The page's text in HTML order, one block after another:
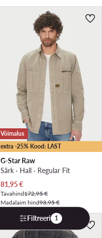
extra -25% Kood: LAST
Võimalus
G-Star Raw
Särk · Hall · Regular Fit
Praegune hind
81,95€
Tavahind172,95 €
Madalaim hind93,95 €
Filtreeri 1